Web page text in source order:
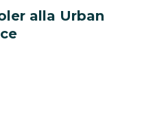
alla Urban